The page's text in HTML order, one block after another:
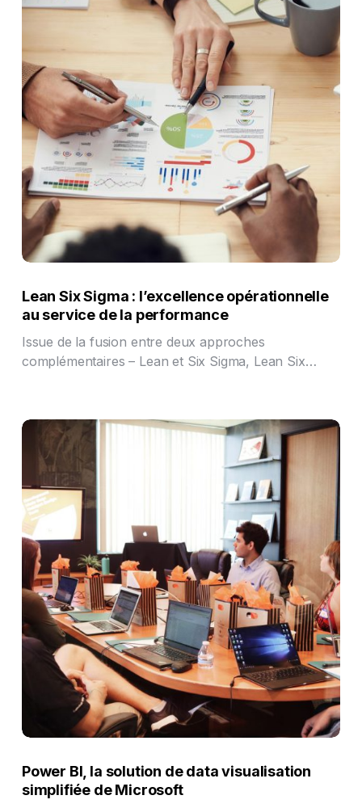
Lean Six Sigma : l’excellence opérationnelle
au service de la performance
Issue de la fusion entre deux approches
complémentaires – Lean et Six Sigma, Lean Six…
Power BI, la solution de data visualisation
simplifiée de Microsoft